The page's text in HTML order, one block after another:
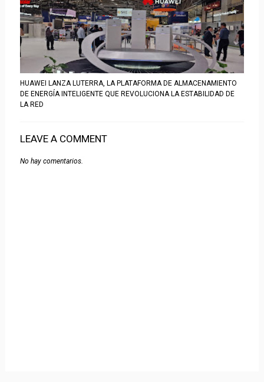
HUAWEI LANZA LUTERRA, LA PLATAFORMA DE ALMACENAMIENTO
DE ENERGÍA INTELIGENTE QUE REVOLUCIONA LA ESTABILIDAD DE
LA RED
LEAVE A COMMENT
No hay comentarios.